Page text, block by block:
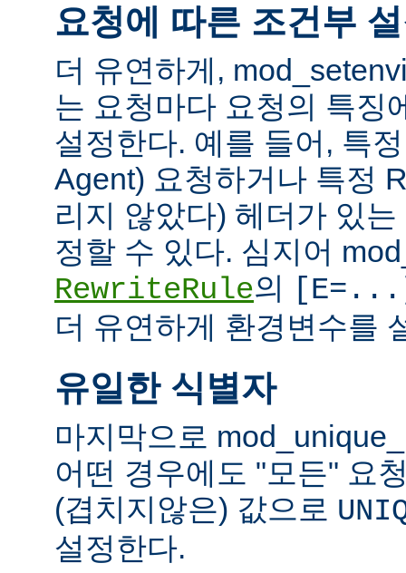
요청에 따른 조건부
더 유연하게,
는 요청마다 요청의 특징
설정한다. 예를 들어, 특
Agent) 요청하거나 특정
리지 않았다) 헤더가 있
정할 수 있다. 심지어
RewriteRule의
더 유연하게 환경변수를
유일한 식별자
마지막으로
어떤 경우에도 "모든" 요
(겹치지않은) 값으로
설정한다.